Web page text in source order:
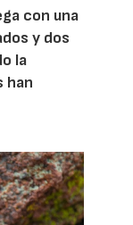
con una
y dos
la
han